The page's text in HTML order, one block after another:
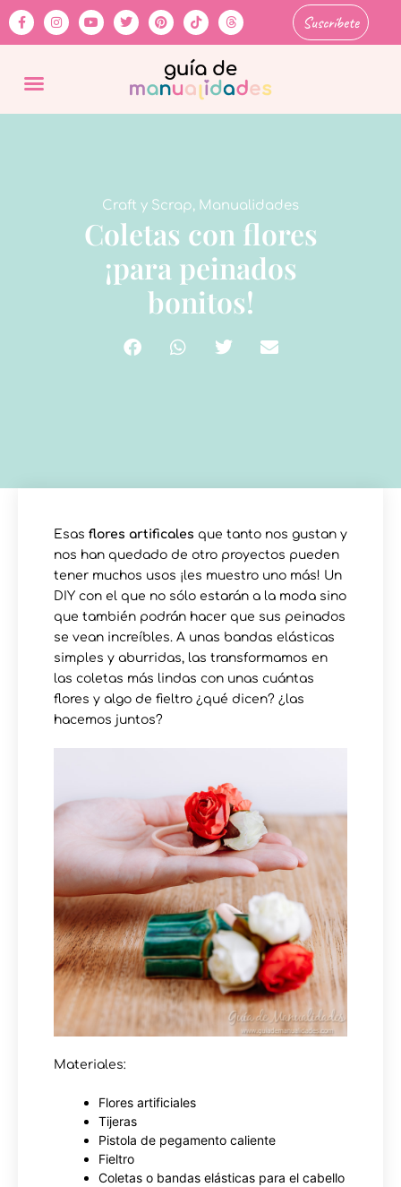
Suscríbete
Craft y Scrap, Manualidades
Coletas con flores
¡para peinados
bonitos!
Esas flores artificales que tanto nos gustan y
nos han quedado de otro proyectos pueden
tener muchos usos ¡les muestro uno más! Un
DIY con el que no sólo estarán a la moda sino
que también podrán hacer que sus peinados
se vean increíbles. A unas bandas elásticas
simples y aburridas, las transformamos en
las coletas más lindas con unas cuántas
flores y algo de fieltro ¿qué dicen? ¿las
hacemos juntos?
Materiales:
Flores artificiales
Tijeras
Pistola de pegamento caliente
Fieltro
Coletas o bandas elásticas para el cabello